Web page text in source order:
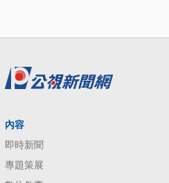
內容
即時新聞
專題策展